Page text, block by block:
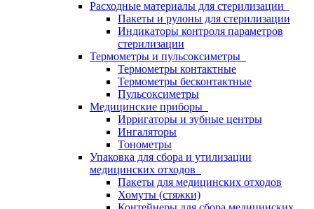
Расходные материалы для стерилизации
Пакеты и рулоны для стерилизации
Индикаторы контроля параметров
стерилизации
Термометры и пульсоксиметры
Термометры контактные
Термометры бесконтактные
Пульсоксиметры
Медицинские приборы
Ирригаторы и зубные центры
Ингаляторы
Тонометры
Упаковка для сбора и утилизации
медицинских отходов
Пакеты для медицинских отходов
Хомуты (стяжки)